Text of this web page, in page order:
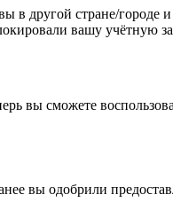
другой стране/городе и
вашу учётную
вы сможете
вы одобрили